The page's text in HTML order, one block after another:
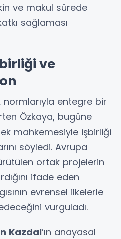
ve makul sürede
sağlaması
ve
normlarıyla entegre bir
Özkaya, bugüne
mahkemesiyle işbirliği
söyledi. Avrupa
ortak projelerin
ifade eden
evrensel ilkelerle
vurguladı.
Kazdal’ın anayasal